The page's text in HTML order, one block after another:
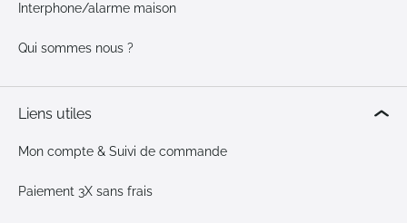
Interphone/alarme maison
Qui sommes nous ?
Liens utiles
Mon compte & Suivi de commande
Paiement 3X sans frais